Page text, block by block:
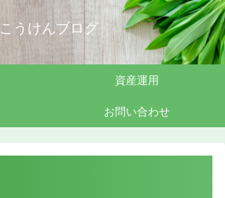
こうけんブログ
資産運用
お問い合わせ